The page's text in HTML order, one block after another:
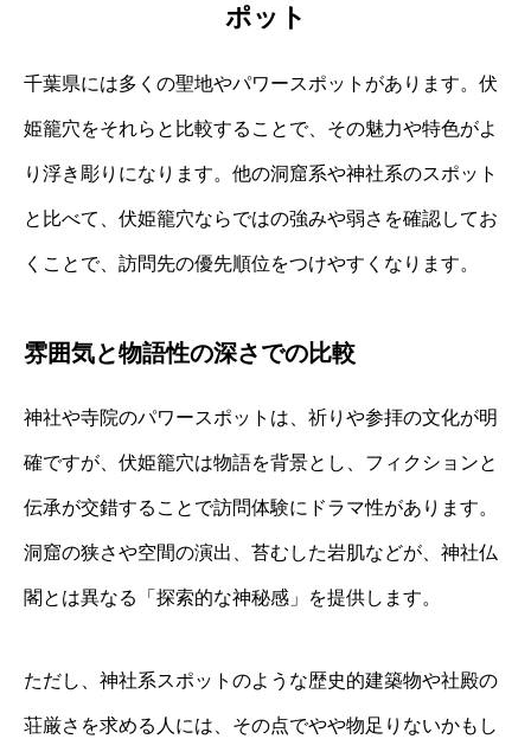
ポット
千葉県には多くの聖地やパワースポットがあります。伏
姫籠穴をそれらと比較することで、その魅力や特色がよ
り浮き彫りになります。他の洞窟系や神社系のスポット
と比べて、伏姫籠穴ならではの強みや弱さを確認してお
くことで、訪問先の優先順位をつけやすくなります。
雰囲気と物語性の深さでの比較
神社や寺院のパワースポットは、祈りや参拝の文化が明
確ですが、伏姫籠穴は物語を背景とし、フィクションと
伝承が交錯することで訪問体験にドラマ性があります。
洞窟の狭さや空間の演出、苔むした岩肌などが、神社仏
閣とは異なる「探索的な神秘感」を提供します。
ただし、神社系スポットのような歴史的建築物や社殿の
荘厳さを求める人には、その点でやや物足りないかもし